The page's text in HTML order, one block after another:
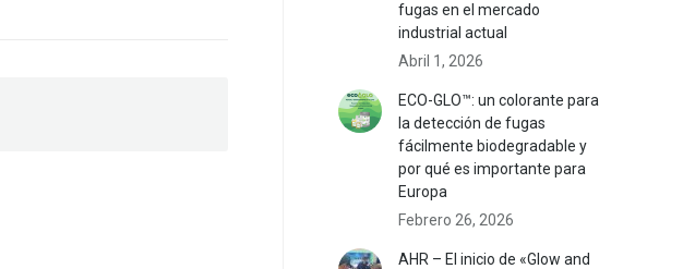
fugas en el mercado
industrial actual
Abril 1, 2026
ECO-GLO™: un colorante para
la detección de fugas
fácilmente biodegradable y
por qué es importante para
Europa
Febrero 26, 2026
AHR – El inicio de «Glow and